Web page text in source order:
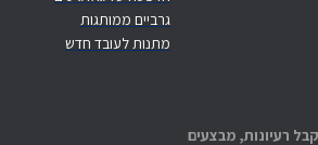
גרביים ממותגות
מתנות לעובד חדש
רעיונות, מבצעים